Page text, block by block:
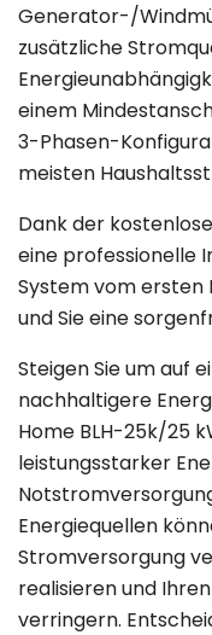
Generator-/
zusätzliche
einem
3-Phasen-
meisten
Dank der
eine professionelle
System vom
und Sie eine
Steigen Sie um auf
nachhaltigere
Home BLH-25k/25
leistungsstarker
Energiequellen
Stromversorgung
realisieren und
verringern.